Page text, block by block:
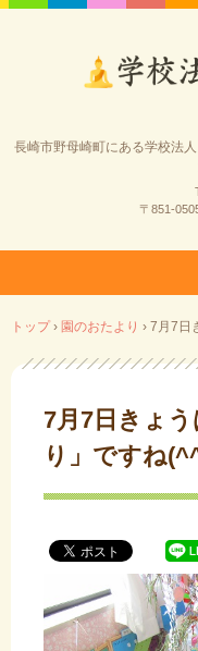
長崎市野母崎町にある学校法
〒851-
ン
テ
トップ › 園のおたより › 7月7日
7月7日きょ
り」ですね